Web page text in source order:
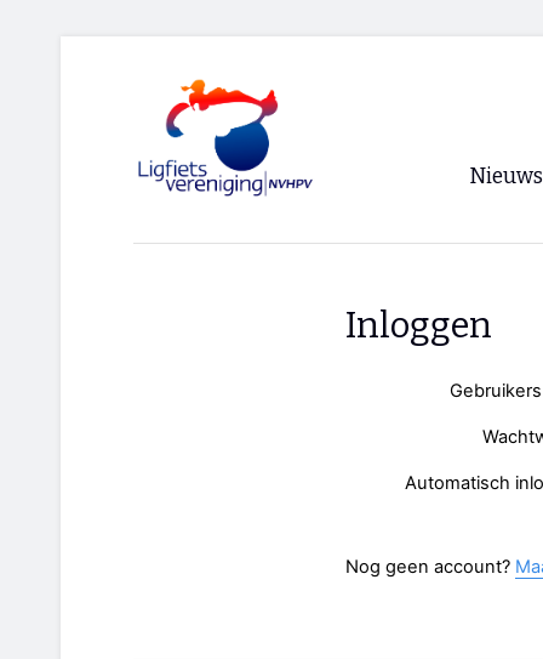
Nieuws
Inloggen
Automatisch
Nog geen account?